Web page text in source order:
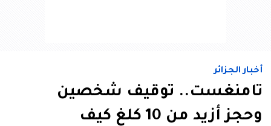
أخبار الجزائر
تامنغست.. توقيف شخصين
وحجز أزيد من 10 كلغ كيف